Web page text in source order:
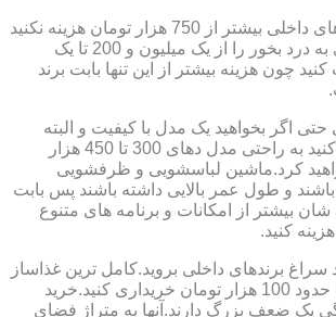
برای خرید اجاق گازهای داخلی بیشتر از 750 هزار تومان هزینه نکنید
اما مدل های وارداتی به درد بخور را از یک میلیون و 200 تا یک
800 انتخاب کنید چون هزینه بیشتر از این تنها بابت برند
اگر بخواهید یک مدل با کیفیت و البته
مخزن دار را انتخاب کنید به راحتی مدل دهای 300 تا 450 هزار
کرد.ماشین لباسشویی و ظرفشویی
باشند و طول عمر بالایی داشته باشند پس بابت
بیشتر از امکانات و برنامه های متنوع
کنید.
سراغ برندهای داخلی بروید.کامل ترین غذاساز
داخلی را می توانید با حدود 100 هزار تومان خریداری کنید.خرید
یک ضعف بزرگ دارند.آنها به متراژ فضای